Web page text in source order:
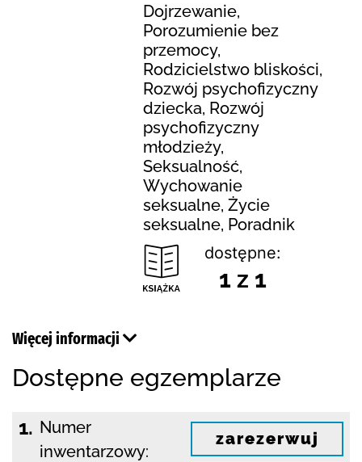
Dojrzewanie,
Porozumienie bez
przemocy,
Rodzicielstwo bliskości,
Rozwój psychofizyczny
dziecka, Rozwój
psychofizyczny
młodzieży,
Seksualność,
Wychowanie
seksualne, Życie
seksualne, Poradnik
dostępne:
1 z 1
Więcej informacji
Dostępne egzemplarze
1. Numer
inwentarzowy:
zarezerwuj